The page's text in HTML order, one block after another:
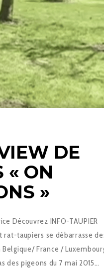
DE
« ON
»
Découvrez INFO-TAUPIER
taupiers se débarrasse
France /
des pigeons du 7 mai 2015…